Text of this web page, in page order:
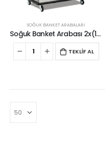
SOĞUK BANKET ARABALARI
Soğuk Banket Arabası 2x(11xGN2/1)
TEKLİF AL